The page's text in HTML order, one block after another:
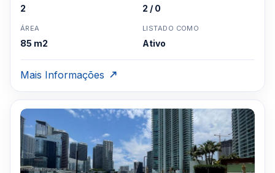
2 2 / 0
ÁREA
85 m2
LISTADO COMO
Ativo
Mais Informações